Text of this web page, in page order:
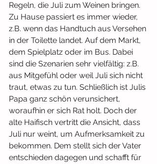
Regeln, die Juli zum Weinen bringen.
Zu Hause passiert es immer wieder,
z.B. wenn das Handtuch aus Versehen
in der Toilette landet. Auf dem Markt,
dem Spielplatz oder im Bus. Dabei
sind die Szenarien sehr vielfältig: z.B.
aus Mitgefühl oder weil Juli sich nicht
traut, etwas zu tun. Schließlich ist Julis
Papa ganz schön verunsichert,
woraufhin er sich Rat holt. Doch der
alte Haifisch vertritt die Ansicht, dass
Juli nur weint, um Aufmerksamkeit zu
bekommen. Dem stellt sich der Vater
entschieden dagegen und schafft für